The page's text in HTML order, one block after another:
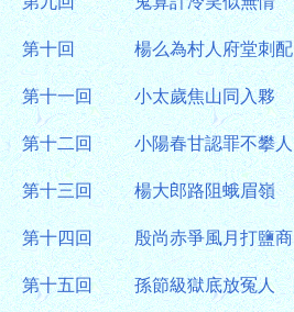
第十回 楊么為村人府堂刺配
第十一回 小太歲焦山同入夥
第十二回 小陽春甘認罪不攀人
第十三回 楊大郎路阻蛾眉嶺
第十四回 殷尚赤爭風月打鹽商
第十五回 孫節級獄底放冤人